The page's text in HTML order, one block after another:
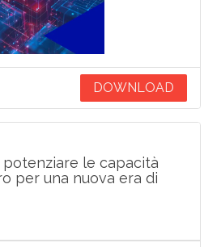
DOWNLOAD
potenziare le capacità
per una nuova era di